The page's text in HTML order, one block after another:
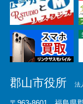
郡山市役所 法